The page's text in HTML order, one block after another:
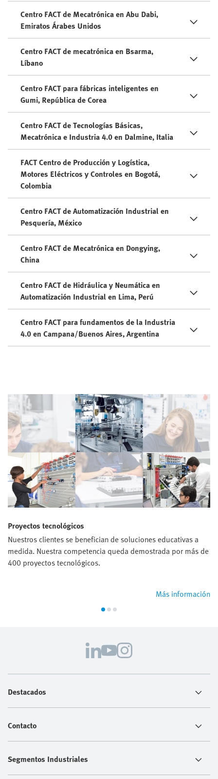
Centro FACT de Mecatrónica en Abu Dabi,
Emiratos Árabes Unidos
Centro FACT de mecatrónica en Bsarma,
Líbano
Centro FACT para fábricas inteligentes en
Gumi, República de Corea
Centro FACT de Tecnologías Básicas,
Mecatrónica e Industria 4.0 en Dalmine, Italia
FACT Centro de Producción y Logística,
Motores Eléctricos y Controles en Bogotá,
Colombia
Centro FACT de Automatización Industrial en
Pesquería, México
Centro FACT de Mecatrónica en Dongying,
China
Centro FACT de Hidráulica y Neumática en
Automatización Industrial en Lima, Perú
Centro FACT para fundamentos de la Industria
4.0 en Campana/Buenos Aires, Argentina
Proyectos tecnológicos
Nuestros clientes se benefician de soluciones educativas a
medida. Nuestra competencia queda demostrada por más de
400 proyectos tecnológicos.
Más información
Destacados
Contacto
Segmentos Industriales